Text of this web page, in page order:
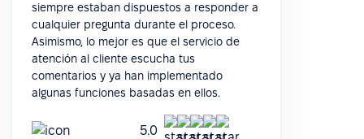
siempre estaban dispuestos a responder a
cualquier pregunta durante el proceso.
Asimismo, lo mejor es que el servicio de
atención al cliente escucha tus
comentarios y ya han implementado
algunas funciones basadas en ellos.
5.0